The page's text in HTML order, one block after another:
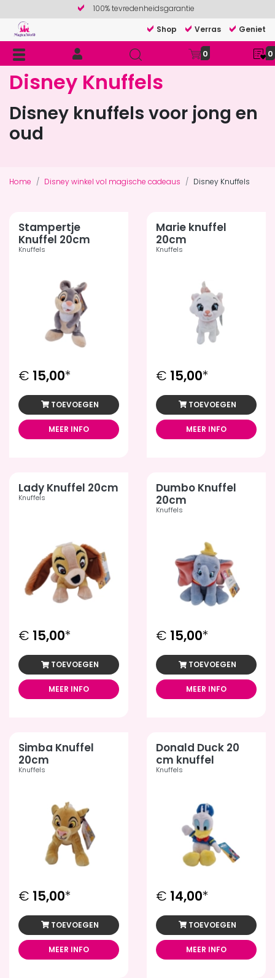
100% tevredenheidsgarantie
Shop
Verras Geniet
0 0
Disney Knuffels
Disney knuffels voor jong en
oud
Home Disney winkel vol magische cadeaus Disney Knuffels
Stampertje
Knuffel 20cm
Knuffels
€ 15,00*
TOEVOEGEN
MEER INFO
Marie knuffel
20cm
Knuffels
€ 15,00*
TOEVOEGEN
MEER INFO
Lady Knuffel 20cm
Knuffels
€ 15,00*
TOEVOEGEN
MEER INFO
Dumbo Knuffel
20cm
Knuffels
€ 15,00*
TOEVOEGEN
MEER INFO
Simba Knuffel
20cm
Knuffels
€ 15,00*
TOEVOEGEN
MEER INFO
Donald Duck 20
cm knuffel
Knuffels
€ 14,00*
TOEVOEGEN
MEER INFO